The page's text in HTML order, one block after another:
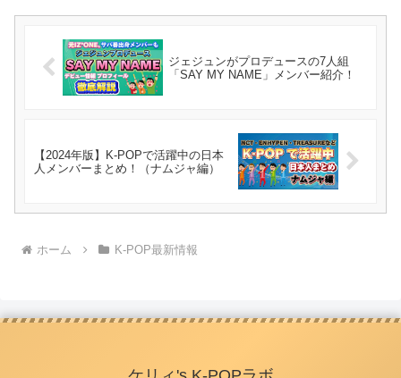
ジェジュンがプロデュースの7人組
「SAY MY NAME」メンバー紹介！
【2024年版】K-POPで活躍中の日本
人メンバーまとめ！（ナムジャ編）
ホーム K-POP最新情報